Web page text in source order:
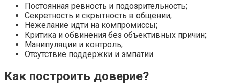
Постоянная ревность и подозрительность;
Секретность и скрытность в общении;
Нежелание идти на компромиссы;
Критика и обвинения без объективных причин;
Манипуляции и контроль;
Отсутствие поддержки и эмпатии.
Как построить доверие?